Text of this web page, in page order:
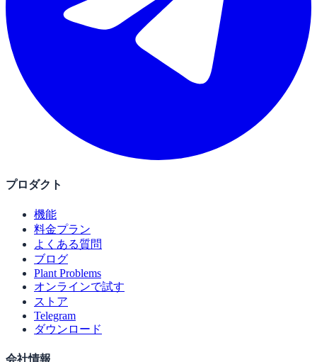
プロダクト
機能
料金プラン
よくある質問
ブログ
Plant Problems
オンラインで試す
ストア
Telegram
ダウンロード
会社情報